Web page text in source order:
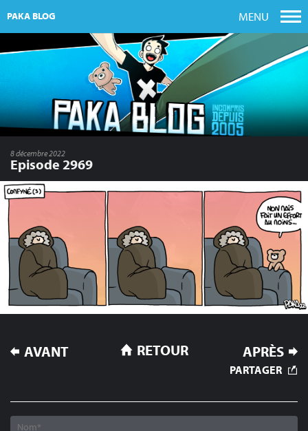
PAKA BLOG MENU
8 décembre 2022
Episode 2969
NAVIGATION
DE
AVANT APRÈS
RETOUR
PARTAGER